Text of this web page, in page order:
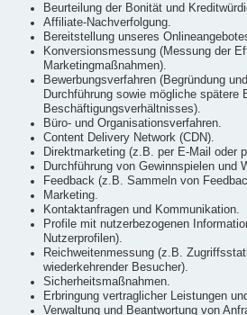
Beurteilung der Bonität und
Affiliate-Nachverfolgung.
Bereitstellung unseres
Konversionsmessung (Messung der
Marketingmaßnahmen).
Bewerbungsverfahren (Begründung
Durchführung sowie mögliche spätere
Beschäftigungsverhältnisses).
Büro- und Organisationsverfahren.
Content Delivery Network (CDN).
Direktmarketing (z.B. per E-Mail oder
Durchführung von Gewinnspielen und
Feedback (z.B. Sammeln von
Marketing.
Kontaktanfragen und Kommunikation.
Profile mit nutzerbezogenen
Nutzerprofilen).
Reichweitenmessung (z.B.
wiederkehrender Besucher).
Sicherheitsmaßnahmen.
Erbringung vertraglicher Leistungen
Verwaltung und Beantwortung von